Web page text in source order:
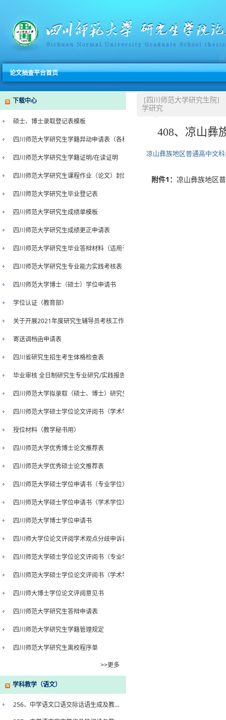
论文抽查平台首页
下载中心
硕士、博士录取登记表模板
四川师范大学研究生学籍异动申请表（各种类型）
四川师范大学研究生学籍证明/在读证明
四川师范大学研究生课程作业（论文）封面
四川师范大学研究生毕业登记表
四川师范大学研究生成绩单模板
四川师范大学研究生成绩更正申请表
四川师范大学研究生毕业答辩材料（适用于单独申请毕业证）
四川师范大学研究生专业能力实践考核表
四川师范大学博士（硕士）学位申请书
学位认证（教育部）
关于开展2021年度研究生辅导员考核工作的通知
寄送调档函申请表
四川省研究生招生考生体格检查表
毕业审核 全日制研究生专业研究/实践报告
四川师范大学拟录取（硕士、博士）研究生档案审查意见表
四川师范大学硕士学位论文评阅书（学术学位）
授位材料（教学秘书用）
四川师范大学优秀博士论文推荐表
四川师范大学优秀硕士论文推荐表
四川师范大学硕士学位申请书（专业学位）
四川师范大学硕士学位申请书（学术学位）
四川师范大学博士学位申请书
四川师大学位论文评阅学术观点分歧申诉表
四川师范大学硕士学位论文评阅书（专业学位）
四川师范大学硕士学位论文评阅书（学术学位）
四川师大博士学位论文评阅意见书
四川师范大学研究生答辩申请表
四川师范大学研究生学籍管理规定
四川师范大学研究生离校程序单
>>更多
学科教学（语文）
256、中学语文口语交际话语生成及教...
[四川师范大学研究生院]
学研究
408、凉山彝
凉山彝族地区普通高中文
附件1： 凉山彝族地区